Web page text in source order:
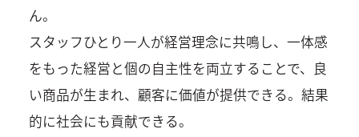
ん。
スタッフひとり一人が経営理念に共鳴し、一体感
をもった経営と個の自主性を両立することで、良
い商品が生まれ、顧客に価値が提供できる。結果
的に社会にも貢献できる。